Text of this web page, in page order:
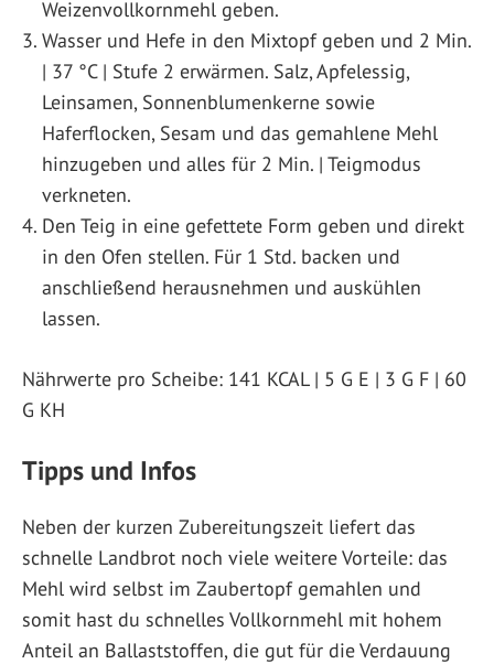
Weizenvollkornmehl geben.
Wasser und Hefe in den Mixtopf geben und 2 Min.
| 37 °C | Stufe 2 erwärmen. Salz, Apfelessig,
Leinsamen, Sonnenblumenkerne sowie
Haferflocken, Sesam und das gemahlene Mehl
hinzugeben und alles für 2 Min. | Teigmodus
verkneten.
Den Teig in eine gefettete Form geben und direkt
in den Ofen stellen. Für 1 Std. backen und
anschließend herausnehmen und auskühlen
lassen.
Nährwerte pro Scheibe: 141 KCAL | 5 G E | 3 G F | 60
G KH
Tipps und Infos
Neben der kurzen Zubereitungszeit liefert das
schnelle Landbrot noch viele weitere Vorteile: das
Mehl wird selbst im Zaubertopf gemahlen und
somit hast du schnelles Vollkornmehl mit hohem
Anteil an Ballaststoffen, die gut für die Verdauung